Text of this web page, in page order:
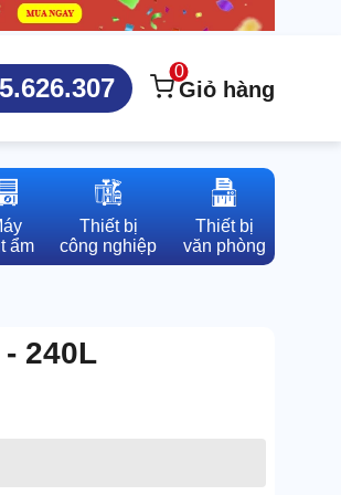
0
Giỏ hàng
ẩm
Thiết bị
công nghiệp
Thiết bị
văn phòng
240L